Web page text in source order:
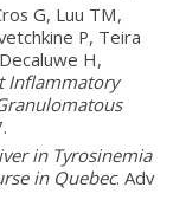
G, Luu TM,
P, Teira
H,
Inflammatory
in Tyrosinemia
in Quebec. Adv